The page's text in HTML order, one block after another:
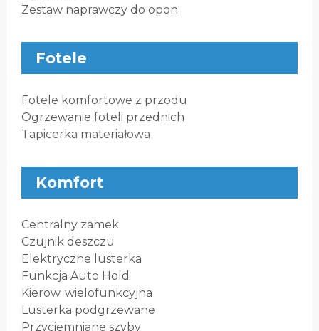
Zestaw naprawczy do opon
Fotele
Fotele komfortowe z przodu
Ogrzewanie foteli przednich
Tapicerka materiałowa
Komfort
Centralny zamek
Czujnik deszczu
Elektryczne lusterka
Funkcja Auto Hold
Kierow. wielofunkcyjna
Lusterka podgrzewane
Przyciemniane szyby